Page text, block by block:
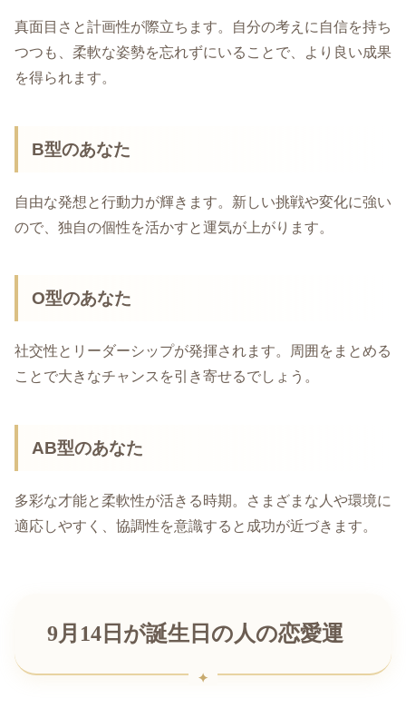
真面目さと計画性が際立ちます。自分の考えに自信を持ち
つつも、柔軟な姿勢を忘れずにいることで、より良い成果
を得られます。
B型のあなた
自由な発想と行動力が輝きます。新しい挑戦や変化に強い
ので、独自の個性を活かすと運気が上がります。
O型のあなた
社交性とリーダーシップが発揮されます。周囲をまとめる
ことで大きなチャンスを引き寄せるでしょう。
AB型のあなた
多彩な才能と柔軟性が活きる時期。さまざまな人や環境に
適応しやすく、協調性を意識すると成功が近づきます。
9月14日が誕生日の人の恋愛運